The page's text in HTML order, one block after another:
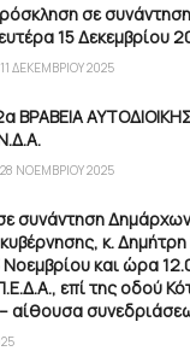
σε
15 Δεκεμβρίου
11 ΔΕΚΕΜΒΡΊΟΥ 2025
ΒΡΑΒΕΙΑ
28 ΝΟΕΜΒΡΊΟΥ 2025
συνάντηση
κ.
Νοεμβρίου και ώρα
επί της οδού
αίθουσα